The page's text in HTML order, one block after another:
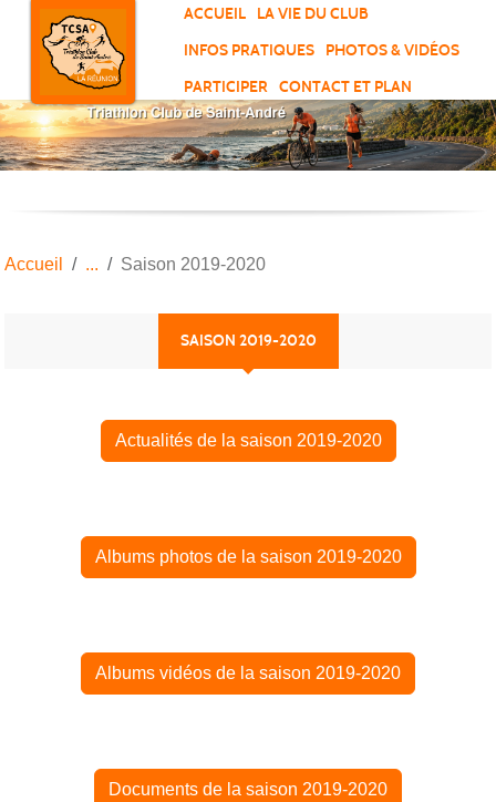
ACCUEIL
LA VIE DU CLUB
INFOS PRATIQUES
PHOTOS & VIDÉOS
PARTICIPER
CONTACT ET PLAN
Accueil Saison 2019-2020
SAISON 2019-2020
Actualités de la saison 2019-2020
Albums photos de la saison 2019-2020
Albums vidéos de la saison 2019-2020
Documents de la saison 2019-2020
Panneau de gestion des cookies